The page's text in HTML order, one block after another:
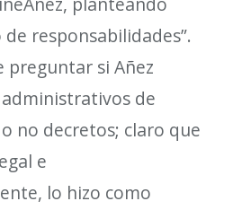
responsabilidades”.
preguntar si Añez
de
no decretos; claro que
e
lo hizo como